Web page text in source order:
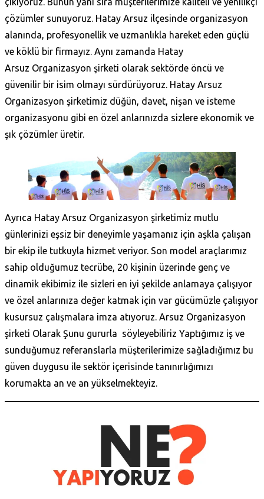
çözümler sunuyoruz. Hatay Arsuz ilçesinde organizasyon
alanında, profesyonellik ve uzmanlıkla hareket eden güçlü
ve köklü bir firmayız. Aynı zamanda Hatay
Arsuz Organizasyon şirketi olarak sektörde öncü ve
güvenilir bir isim olmayı sürdürüyoruz. Hatay Arsuz
Organizasyon şirketimiz düğün, davet, nişan ve isteme
organizasyonu gibi en özel anlarınızda sizlere ekonomik ve
şık çözümler üretir.
Ayrıca Hatay Arsuz Organizasyon şirketimiz mutlu
günlerinizi eşsiz bir deneyimle yaşamanız için aşkla çalışan
bir ekip ile tutkuyla hizmet veriyor. Son model araçlarımız
sahip olduğumuz tecrübe, 20 kişinin üzerinde genç ve
dinamik ekibimiz ile sizleri en iyi şekilde anlamaya çalışıyor
ve özel anlarınıza değer katmak için var gücümüzle çalışıyor
kusursuz çalışmalara imza atıyoruz. Arsuz Organizasyon
şirketi Olarak Şunu gururla söyleyebiliriz Yaptığımız iş ve
sunduğumuz referanslarla müşterilerimize sağladığımız bu
güven duygusu ile sektör içerisinde tanınırlığımızı
korumakta an ve an yükselmekteyiz.